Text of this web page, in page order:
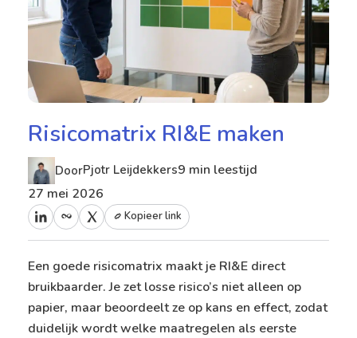
Risicomatrix RI&E maken
DoorPjotr Leijdekkers9 min leestijd
27 mei 2026
Kopieer link
Een goede risicomatrix maakt je RI&E direct
bruikbaarder. Je zet losse risico’s niet alleen op
papier, maar beoordeelt ze op kans en effect, zodat
duidelijk wordt welke maatregelen als eerste